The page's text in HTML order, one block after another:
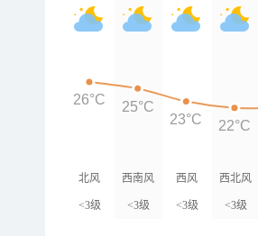
北风
<3级
西南风
<3级
西风
<3级
西北风
<3级
26°C
25°C
23°C
22°C